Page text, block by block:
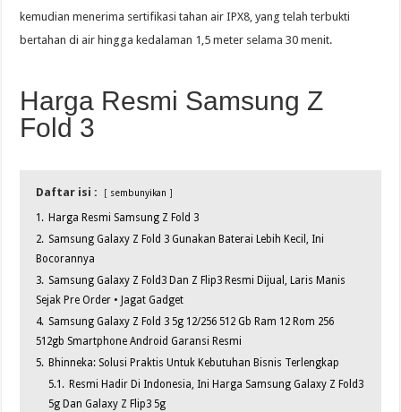
kemudian menerima sertifikasi tahan air IPX8, yang telah terbukti
bertahan di air hingga kedalaman 1,5 meter selama 30 menit.
Harga Resmi Samsung Z
Fold 3
Daftar isi : sembunyikan
1. Harga Resmi Samsung Z Fold 3
2. Samsung Galaxy Z Fold 3 Gunakan Baterai Lebih Kecil, Ini
Bocorannya
3. Samsung Galaxy Z Fold3 Dan Z Flip3 Resmi Dijual, Laris Manis
Sejak Pre Order • Jagat Gadget
4. Samsung Galaxy Z Fold 3 5g 12/256 512 Gb Ram 12 Rom 256
512gb Smartphone Android Garansi Resmi
5. Bhinneka: Solusi Praktis Untuk Kebutuhan Bisnis Terlengkap
5.1. Resmi Hadir Di Indonesia, Ini Harga Samsung Galaxy Z Fold3
5g Dan Galaxy Z Flip3 5g